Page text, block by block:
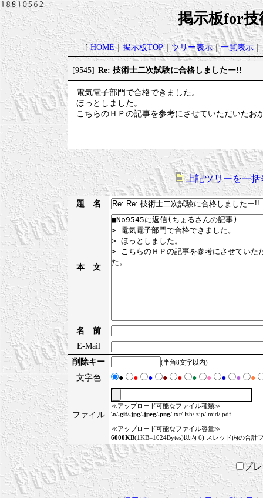
掲示板for技
[HOME｜掲示板TOP｜ツリー表示｜一覧表示｜
[9545] Re: 技術士二次試験に合格しましたー!!
電気電子部門で合格できました。
ほっとしました。
こちらのＨＰの記事を参考にさせていただいた
上記ツリーを一括
題 名
本 文
名 前
E-Mail
削除キー
(半角8文字以内)
文字色 ● ● ● ● ● ● ● ● ● ●
ファイル
≪アップロード可能なファイル種類≫
\n/.gif/.jpg/.jpeg/.png/.txt/.lzh/.zip/.mid/.pdf
≪アップロード可能なファイル容量≫
6000KB(1KB=1024Bytes)以内 6) スレッド内の合計
プ